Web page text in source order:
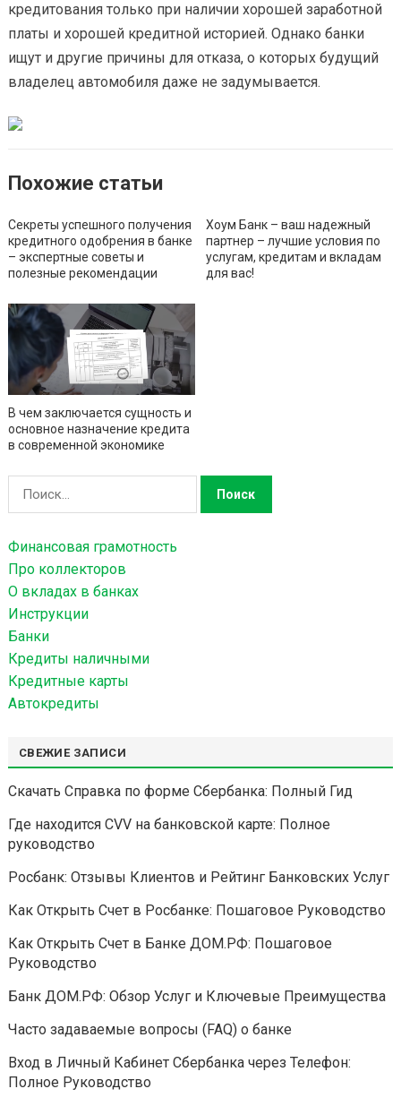
кредитования только при наличии хорошей заработной
платы и хорошей кредитной историей. Однако банки
ищут и другие причины для отказа, о которых будущий
владелец автомобиля даже не задумывается.
Похожие статьи
Секреты успешного получения
кредитного одобрения в банке
– экспертные советы и
полезные рекомендации
Хоум Банк – ваш надежный
партнер – лучшие условия по
услугам, кредитам и вкладам
для вас!
В чем заключается сущность и
основное назначение кредита
в современной экономике
а
т
и
:
Финансовая грамотность
Про коллекторов
О вкладах в банках
Инструкции
Банки
Кредиты наличными
Кредитные карты
Автокредиты
СВЕЖИЕ ЗАПИСИ
Скачать Справка по форме Сбербанка: Полный Гид
Где находится CVV на банковской карте: Полное
руководство
Росбанк: Отзывы Клиентов и Рейтинг Банковских Услуг
Как Открыть Счет в Росбанке: Пошаговое Руководство
Как Открыть Счет в Банке ДОМ.РФ: Пошаговое
Руководство
Банк ДОМ.РФ: Обзор Услуг и Ключевые Преимущества
Часто задаваемые вопросы (FAQ) о банке
Вход в Личный Кабинет Сбербанка через Телефон:
Полное Руководство